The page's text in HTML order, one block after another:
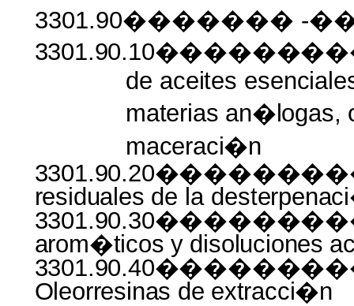
3301.90������� -
de aceites
materias an�logas,
maceraci�n
residuales de la
arom�ticos y disoluciones
Oleorresinas de extracci�n